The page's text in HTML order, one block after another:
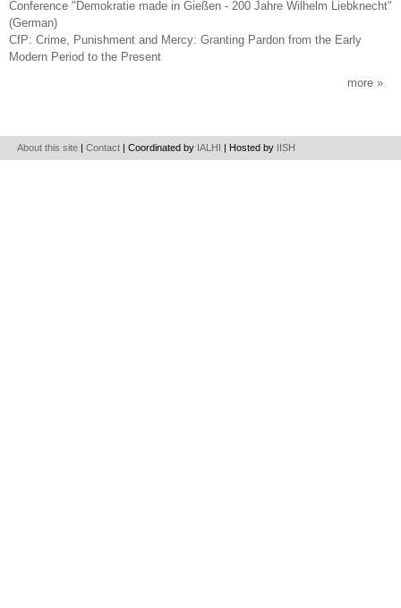
Conference "Demokratie made in Gießen - 200 Jahre Wilhelm Liebknecht"
(German)
CfP: Crime, Punishment and Mercy: Granting Pardon from the Early
Modern Period to the Present
more
About this site |Contact | Coordinated by IALHI | Hosted by IISH